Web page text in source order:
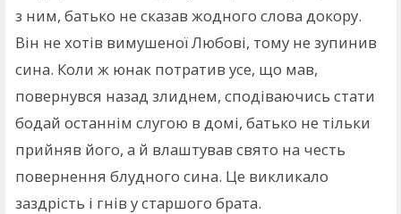
з ним, батько не сказав жодного слова докору.
Він не хотів вимушеної Любові, тому не зупинив
сина. Коли ж юнак потратив усе, що мав,
повернувся назад злиднем, сподіваючись стати
бодай останнім слугою в домі, батько не тільки
прийняв його, а й влаштував свято на честь
повернення блудного сина. Це викликало
заздрість і гнів у старшого брата.